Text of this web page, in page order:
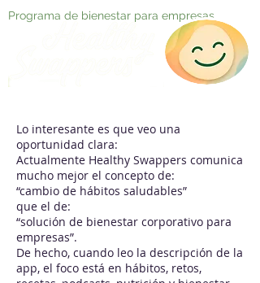
Programa de bienestar para empresas
Lo interesante es que veo una
oportunidad clara:
Actualmente Healthy Swappers comunica
mucho mejor el concepto de:
“cambio de hábitos saludables”
que el de:
“solución de bienestar corporativo para
empresas”.
De hecho, cuando leo la descripción de la
app, el foco está en hábitos, retos,